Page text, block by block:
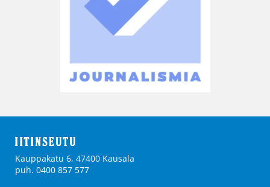
Kauppakatu 6, 47400 Kausala
puh. 0400 857 577